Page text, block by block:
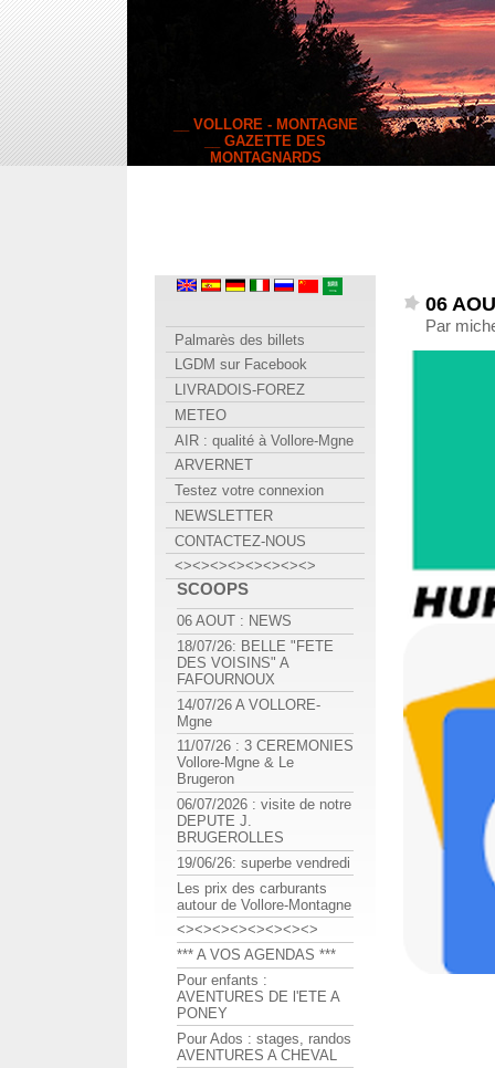
__ VOLLORE - MONTAGNE
__ GAZETTE DES
MONTAGNARDS
06
Par
Palmarès des billets
LGDM sur Facebook
LIVRADOIS-FOREZ
METEO
AIR : qualité à Vollore-Mgne
ARVERNET
Testez votre connexion
NEWSLETTER
CONTACTEZ-NOUS
<><><><><><><><>
SCOOPS
06 AOUT : NEWS
18/07/26: BELLE "FETE
DES VOISINS" A
FAFOURNOUX
14/07/26 A VOLLORE-
Mgne
11/07/26 : 3 CEREMONIES
Vollore-Mgne & Le
Brugeron
06/07/2026 : visite de notre
DEPUTE J.
BRUGEROLLES
19/06/26: superbe vendredi
Les prix des carburants
autour de Vollore-Montagne
<><><><><><><><>
*** A VOS AGENDAS ***
Pour enfants :
AVENTURES DE l'ETE A
PONEY
Pour Ados : stages, randos
AVENTURES A CHEVAL